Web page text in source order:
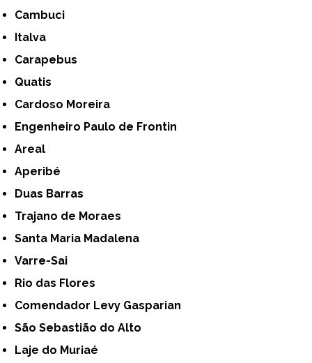
Cambuci
Italva
Carapebus
Quatis
Cardoso Moreira
Engenheiro Paulo de Frontin
Areal
Aperibé
Duas Barras
Trajano de Moraes
Santa Maria Madalena
Varre-Sai
Rio das Flores
Comendador Levy Gasparian
São Sebastião do Alto
Laje do Muriaé